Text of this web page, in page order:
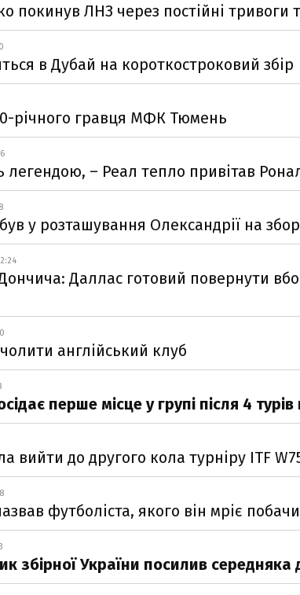
покинув ЛНЗ через постійні тривоги
в Дубай на короткостроковий збір
річного гравця МФК Тюмень
– Реал тепло привітав
у розташування Олександрії на
Даллас готовий повернути
англійський клуб
перше місце у групі після 4
вийти до другого кола турніру ITF
футболіста, якого він мріє
збірної України посилив середняка